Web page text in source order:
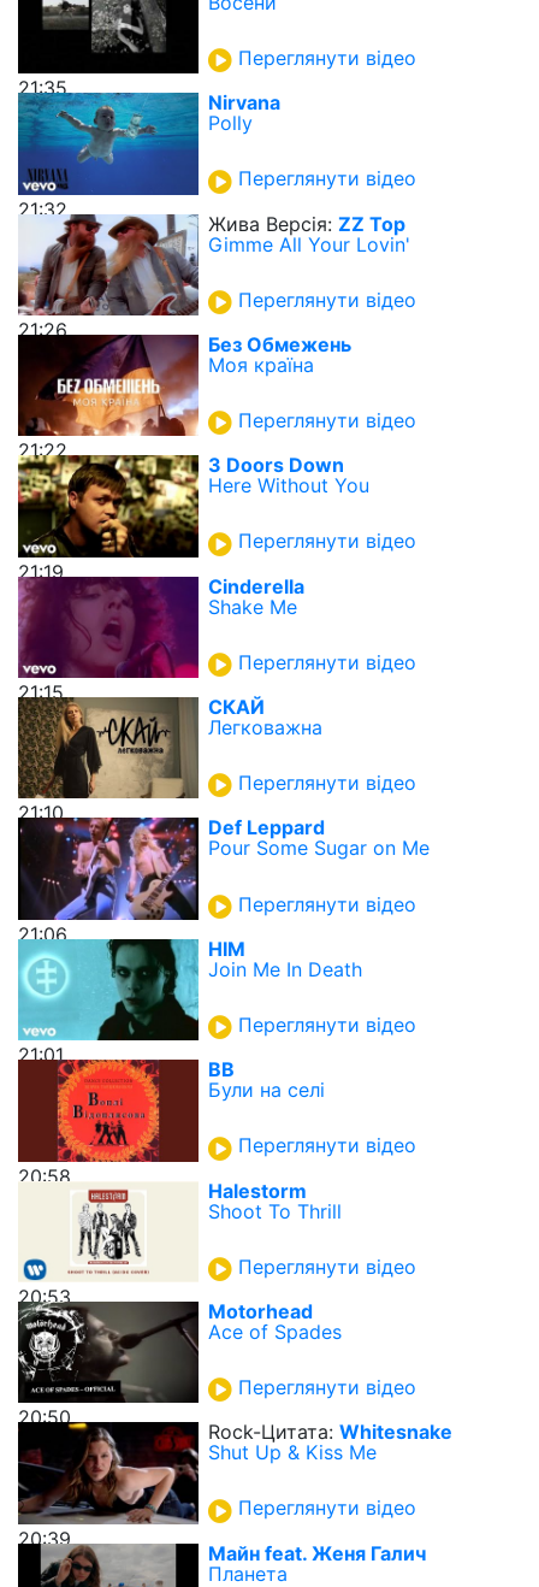
21:35
Переглянути відео
21:32
Nirvana
Polly
Переглянути відео
21:26
Жива Версія: ZZ Top
Gimme All Your Lovin'
Переглянути відео
21:22
Без Обмежень
Моя країна
Переглянути відео
21:19
3 Doors Down
Here Without You
Переглянути відео
21:15
Cinderella
Shake Me
Переглянути відео
21:10
СКАЙ
Легковажна
Переглянути відео
21:06
Def Leppard
Pour Some Sugar on Me
Переглянути відео
21:01
HIM
Join Me In Death
Переглянути відео
20:58
ВВ
Були на селі
Переглянути відео
20:53
Halestorm
Shoot To Thrill
Переглянути відео
20:50
Motorhead
Ace of Spades
Переглянути відео
20:39
Rock-Цитата: Whitesnake
Shut Up & Kiss Me
Переглянути відео
Майн feat. Женя Галич
Планета